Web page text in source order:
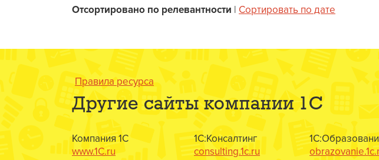
Отсортировано по релевантности | Сортировать по дате
Правила ресурса
Другие сайты компании 1С
Компания 1С
www.1C.ru
1С:Консалтинг
consulting.1c.ru